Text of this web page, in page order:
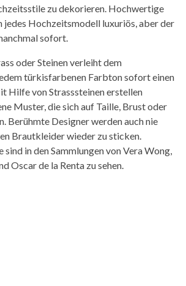
zu dekorieren. Hochwertige
jedes Hochzeitsmodell luxuriös, aber der
sofort.
oder Steinen verleiht dem
türkisfarbenen Farbton sofort einen
Hilfe von Strasssteinen erstellen
Muster, die sich auf Taille, Brust oder
Berühmte Designer werden auch nie
Brautkleider wieder zu sticken.
in den Sammlungen von Vera Wong,
Oscar de la Renta zu sehen.